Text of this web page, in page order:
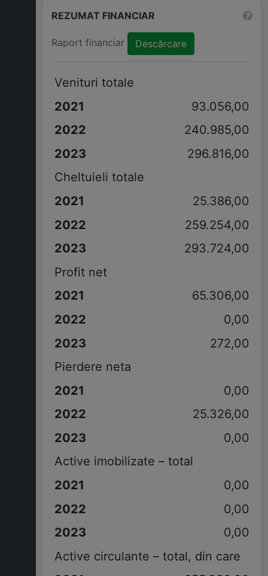
REZUMAT FINANCIAR
Raport financiar Descărcare
Venituri totale
93.056,00
240.985,00
296.816,00
Cheltuieli totale
25.386,00
259.254,00
293.724,00
Profit net
65.306,00
0,00
272,00
Pierdere neta
0,00
25.326,00
0,00
Active imobilizate – total
0,00
0,00
0,00
Active circulante – total, din care